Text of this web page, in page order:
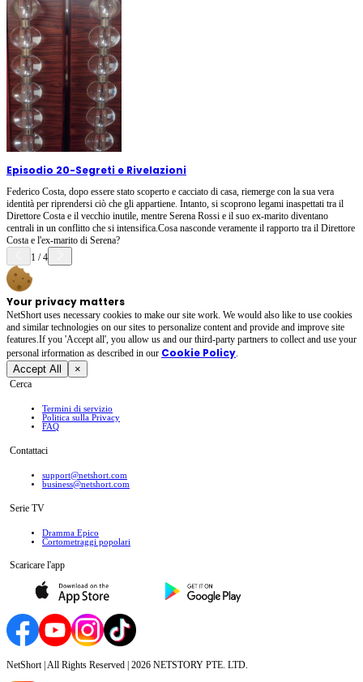
Episodio 20-Segreti e Rivelazioni
Federico Costa, dopo essere stato scoperto e cacciato di casa, riemerge con la sua vera
identità per riprendersi ciò che gli appartiene. Intanto, si scoprono legami inaspettati tra il
Direttore Costa e il vecchio inutile, mentre Serena Rossi e il suo ex-marito diventano
centrali in un conflitto che si intensifica.Cosa nasconde veramente il rapporto tra il Direttore
Costa e l'ex-marito di Serena?
1 /4
Your privacy matters
NetShort uses necessary cookies to make our site work. We would also like to use cookies
and similar technologies on our sites to personalize content and provide and improve site
features.If you 'Accept all', you allow us and our third-party partners to collect and use your
personal irformation as described in our Cookie Policy.
Accept All ×
Cerca
Termini di servizio
Politica sulla Privacy
FAQ
Contattaci
support@netshort.com
business@netshort.com
Serie TV
Dramma Epico
‌Cortometraggi popolari
Scaricare l'app
NetShort | All Rights Reserved | 2026 NETSTORY PTE. LTD.